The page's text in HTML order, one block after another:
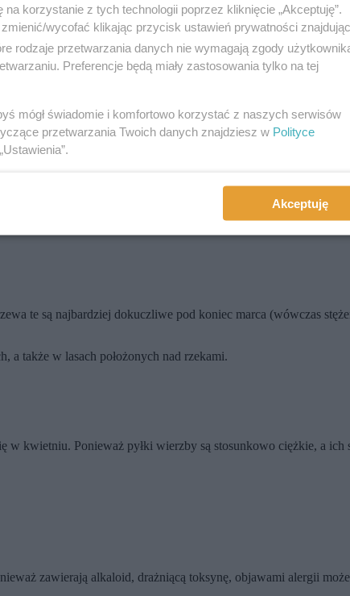
drogę do silnej reakcji na pyłki olchy i brzozy. Te trzy pyłki
sprawiają, że cierpiące na nie osoby częściej zapadają na
za infekcje wirusowe - prof. Piotr Kuna, specjalista ds.
kwietnia. Najwyższe stężenie jej pyłków przypada na
leszczyny. Najwyższe stężenia pyłku olchy notowane są
stężenie. Alergicy na pyłki olchy mogą reagować katarem
pokarmowymi, np. alergenami jabłka, brzoskwini i orzechów
te są najbardziej dokuczliwe pod koniec marca (wówczas
a także w lasach położonych nad rzekami.
kwietniu. Ponieważ pyłki wierzby są stosunkowo ciężkie, a
zawierają alkaloid, drażniącą toksynę, objawami alergii
korzystanie z tych technologii poprzez kliknięcie „Akceptuję”.
wycofać klikając przycisk ustawień prywatności
rodzaje przetwarzania danych nie wymagają zgody
Preferencje będą miały zastosowania tylko na tej
mógł świadomie i komfortowo korzystać z naszych serwisów
przetwarzania Twoich danych znajdziesz w Polityce
Akceptuję